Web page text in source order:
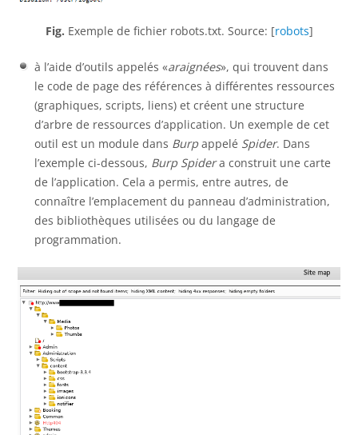
Fig. Exemple de fichier robots.txt. Source: [robots]
à l’aide d’outils appelés «araignées», qui trouvent dans
le code de page des références à différentes ressources
(graphiques, scripts, liens) et créent une structure
d’arbre de ressources d’application. Un exemple de cet
outil est un module dans Burpappelé Spider. Dans
l’exemple ci-dessous, Burp Spidera construit une carte
de l’application. Cela a permis, entre autres, de
connaître l’emplacement du panneau d’administration,
des bibliothèques utilisées ou du langage de
programmation.